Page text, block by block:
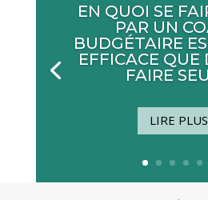
EN QUOI SE
PAR UN
BUDGÉTAIRE
EFFICACE QUE
FAIRE
LIRE PLUS